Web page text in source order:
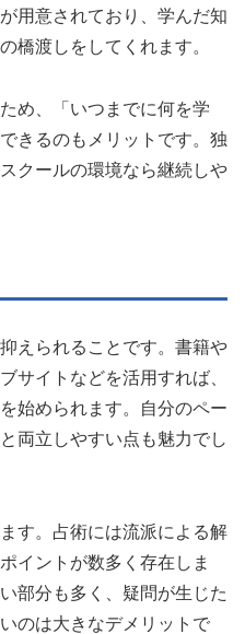
用意されており、学んだ知
橋渡しをしてくれます。
め、「いつまでに何を学
きるのもメリットです。独
クールの環境なら継続しや
えられることです。書籍や
サイトなどを活用すれば、
始められます。自分のペー
両立しやすい点も魅力でし
す。占術には流派による解
イントが数多く存在しま
部分も多く、疑問が生じた
のは大きなデメリットで